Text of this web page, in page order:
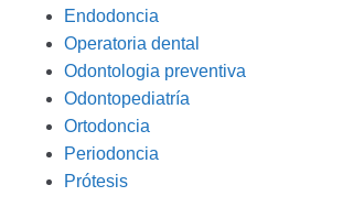
Endodoncia
Operatoria dental
Odontologia preventiva
Odontopediatría
Ortodoncia
Periodoncia
Prótesis